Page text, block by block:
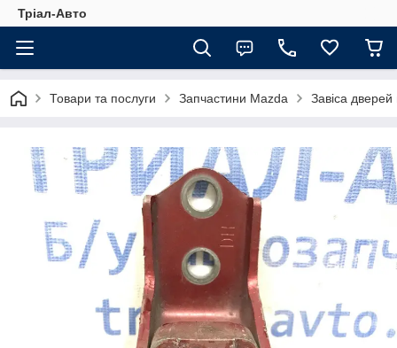
Тріал-Авто
Товари та послуги Запчастини Mazda Завіса дверей